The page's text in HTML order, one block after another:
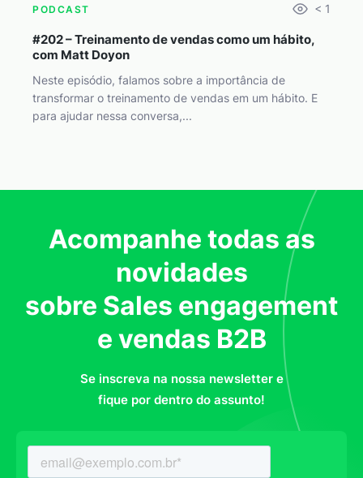
PODCAST < 1
#202 – Treinamento de vendas como um hábito,
com Matt Doyon
Neste episódio, falamos sobre a importância de
transformar o treinamento de vendas em um hábito. E
para ajudar nessa conversa,...
Acompanhe todas as
novidades
sobre Sales engagement
e vendas B2B
Se inscreva na nossa newsletter e
fique por dentro do assunto!